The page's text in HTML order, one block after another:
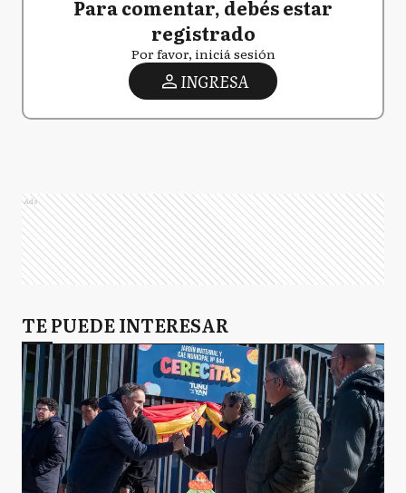
Para comentar, debés estar
registrado
Por favor, iniciá sesión
INGRESA
Ads
TE PUEDE INTERESAR